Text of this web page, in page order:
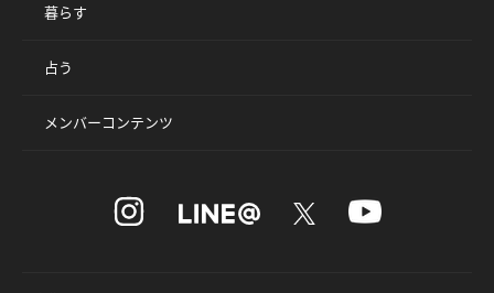
暮らす
占う
メンバーコンテンツ